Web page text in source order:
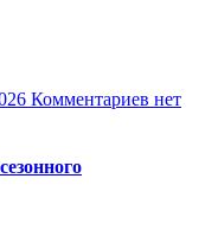
Комментариев нет